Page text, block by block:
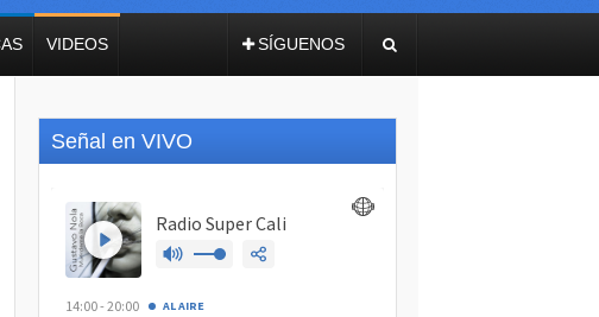
VIDEOS SÍGUENOS
Señal en VIVO